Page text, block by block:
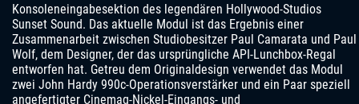
Konsoleneingabesektion des legendären Hollywood-Studios
Sunset Sound. Das aktuelle Modul ist das Ergebnis einer
Zusammenarbeit zwischen Studiobesitzer Paul Camarata und Paul
Wolf, dem Designer, der das ursprüngliche API-Lunchbox-Regal
entworfen hat. Getreu dem Originaldesign verwendet das Modul
zwei John Hardy 990c-Operationsverstärker und ein Paar speziell
angefertigter Cinemag-Nickel-Eingangs- und